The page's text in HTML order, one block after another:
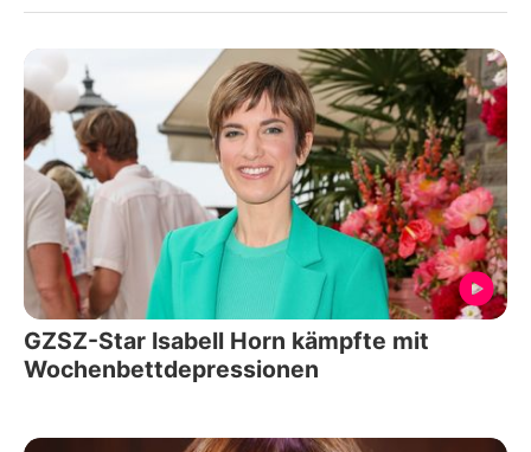
GZSZ-Star Isabell Horn kämpfte mit
Wochenbettdepressionen